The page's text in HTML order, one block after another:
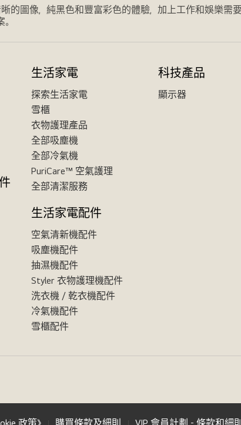
的圖像，純黑色和豐富彩色的體驗，加上工作和娛樂需
生活家電
探索生活家電
雪櫃
衣物護理產品
全部吸塵機
全部冷氣機
PuriCare™ 空氣護理
全部清潔服務
生活家電配件
空氣清新機配件
吸塵機配件
抽濕機配件
Styler 衣物護理機配件
洗衣機 / 乾衣機配件
冷氣機配件
雪櫃配件
科技產品
顯示器